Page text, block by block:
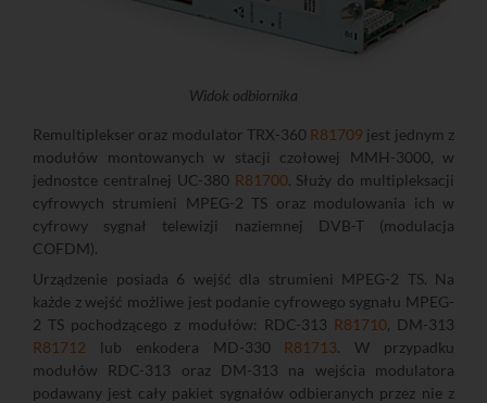
Widok odbiornika
Remultiplekser oraz modulator TRX-360 R81709 jest jednym z
modułów montowanych w stacji czołowej MMH-3000, w
jednostce centralnej UC-380 R81700. Służy do multipleksacji
cyfrowych strumieni MPEG-2 TS oraz modulowania ich w
cyfrowy sygnał telewizji naziemnej DVB-T (modulacja
COFDM).
Urządzenie posiada 6 wejść dla strumieni MPEG-2 TS. Na
każde z wejść możliwe jest podanie cyfrowego sygnału MPEG-
2 TS pochodzącego z modułów: RDC-313 R81710, DM-313
R81712 lub enkodera MD-330 R81713. W przypadku
modułów RDC-313 oraz DM-313 na wejścia modulatora
podawany jest cały pakiet sygnałów odbieranych przez nie z